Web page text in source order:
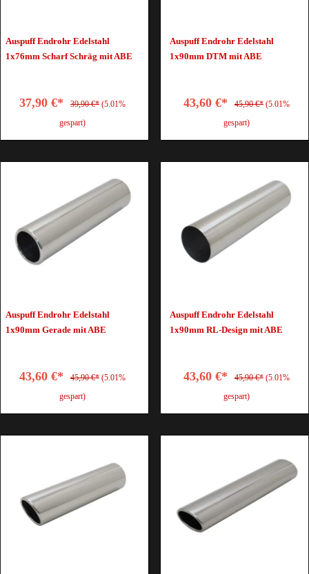
Auspuff Endrohr Edelstahl
1x76mm Scharf Schräg mit ABE
37,90 €* 39,90 €* (5.01%
gespart)
Auspuff Endrohr Edelstahl
1x90mm DTM mit ABE
43,60 €* 45,90 €* (5.01%
gespart)
Auspuff Endrohr Edelstahl
1x90mm Gerade mit ABE
43,60 €* 45,90 €* (5.01%
gespart)
Auspuff Endrohr Edelstahl
1x90mm RL-Design mit ABE
43,60 €* 45,90 €* (5.01%
gespart)